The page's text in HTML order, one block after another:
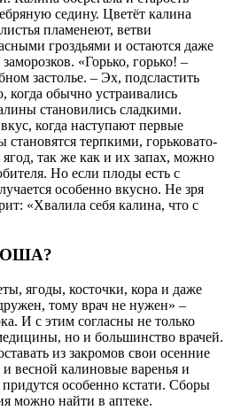
седину. Цветёт калина
пламенеют, ветви
гроздьями и остаются даже
«Горько, горько! –
застолье. – Эх, подсластить
когда обычно устраивались
становились сладкими.
когда наступают первые
терпкими, горьковато-
так же как и их запах, можно
Но если плоды есть с
особенно вкусно. Не зря
«Хвалила себя калина, что с
ягоды, косточки, кора и даже
тому врач не нужен» –
И с этим согласны не только
но и большинство врачей.
из закромов свои осенние
весной калиновые варенья и
особенно кстати. Сборы
можно найти в аптеке.